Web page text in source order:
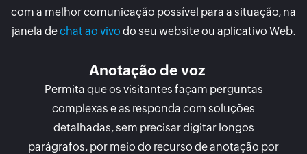
com a melhor comunicação possível para a situação, na
janela dechat ao vivo do seu website ou aplicativo Web.
Anotação de voz
Permita que os visitantes façam perguntas
complexas e as responda com soluções
detalhadas, sem precisar digitar longos
parágrafos, por meio do recurso de anotação por